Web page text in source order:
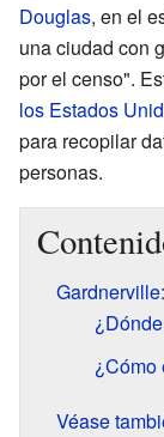
Douglas, en el
una ciudad con
por el censo".
los Estados
para recopilar
personas.
¿Cómo
Véase